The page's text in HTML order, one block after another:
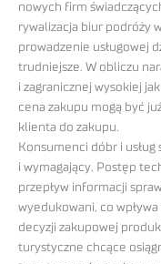
nowych firm
rywalizacja biur podróży
prowadzenie usługowej
trudniejsze. W obliczu
i zagranicznej wysokiej
cena zakupu mogą być
klienta do zakupu.
Konsumenci dóbr i
i wymagający. Postęp
przepływ informacji
wyedukowani, co
decyzji zakupowej
turystyczne chcące